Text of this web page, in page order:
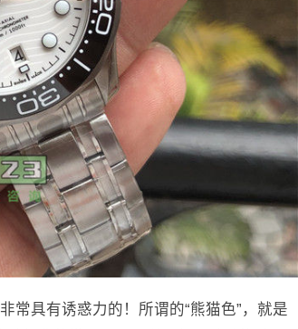
常具有诱惑力的！所谓的“熊猫色”，就是